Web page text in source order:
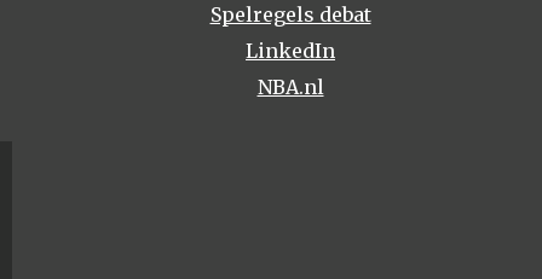
Spelregels debat
LinkedIn
NBA.nl